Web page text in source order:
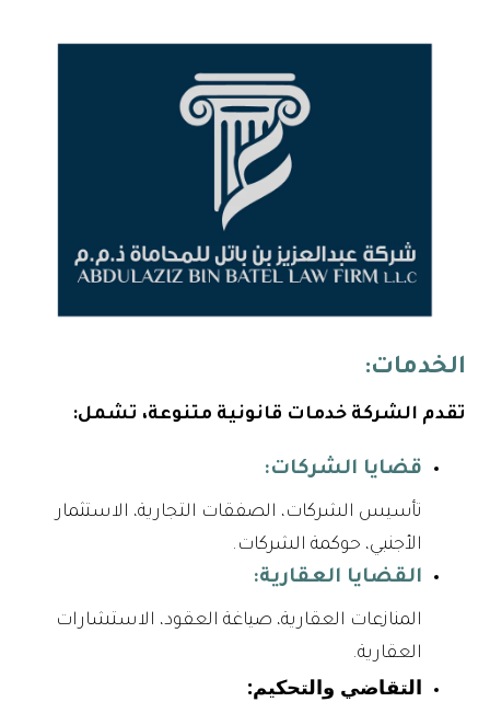
الخدمات:
تقدم الشركة خدمات قانونية متنوعة، تشمل:
قضايا الشركات:
تأسيس الشركات، الصفقات التجارية، الاستثمار
الأجنبي، حوكمة الشركات.
القضايا العقارية:
المنازعات العقارية، صياغة العقود، الاستشارات
العقارية.
التقاضي والتحكيم: